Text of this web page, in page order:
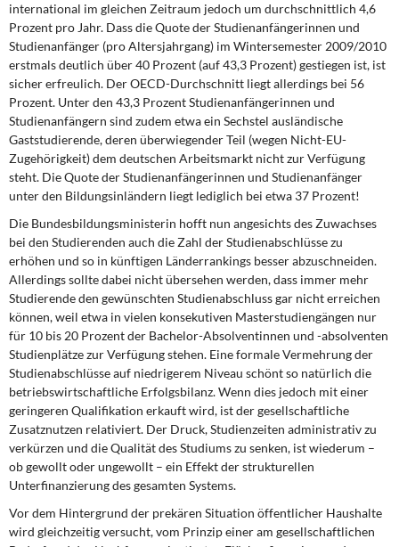
international im gleichen Zeitraum jedoch um durchschnittlich 4,6
Prozent pro Jahr. Dass die Quote der Studienanfängerinnen und
Studienanfänger (pro Altersjahrgang) im Wintersemester 2009/2010
erstmals deutlich über 40 Prozent (auf 43,3 Prozent) gestiegen ist, ist
sicher erfreulich. Der OECD-Durchschnitt liegt allerdings bei 56
Prozent. Unter den 43,3 Prozent Studienanfängerinnen und
Studienanfängern sind zudem etwa ein Sechstel ausländische
Gaststudierende, deren überwiegender Teil (wegen Nicht-EU-
Zugehörigkeit) dem deutschen Arbeitsmarkt nicht zur Verfügung
steht. Die Quote der Studienanfängerinnen und Studienanfänger
unter den Bildungsinländern liegt lediglich bei etwa 37 Prozent!
Die Bundesbildungsministerin hofft nun angesichts des Zuwachses
bei den Studierenden auch die Zahl der Studienabschlüsse zu
erhöhen und so in künftigen Länderrankings besser abzuschneiden.
Allerdings sollte dabei nicht übersehen werden, dass immer mehr
Studierende den gewünschten Studienabschluss gar nicht erreichen
können, weil etwa in vielen konsekutiven Masterstudiengängen nur
für 10 bis 20 Prozent der Bachelor-Absolventinnen und -absolventen
Studienplätze zur Verfügung stehen. Eine formale Vermehrung der
Studienabschlüsse auf niedrigerem Niveau schönt so natürlich die
betriebswirtschaftliche Erfolgsbilanz. Wenn dies jedoch mit einer
geringeren Qualifikation erkauft wird, ist der gesellschaftliche
Zusatznutzen relativiert. Der Druck, Studienzeiten administrativ zu
verkürzen und die Qualität des Studiums zu senken, ist wiederum –
ob gewollt oder ungewollt – ein Effekt der strukturellen
Unterfinanzierung des gesamten Systems.
Vor dem Hintergrund der prekären Situation öffentlicher Haushalte
wird gleichzeitig versucht, vom Prinzip einer am gesellschaftlichen